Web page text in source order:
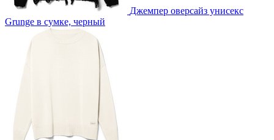
Джемпер оверсайз унисекс
Grunge в сумке, черный